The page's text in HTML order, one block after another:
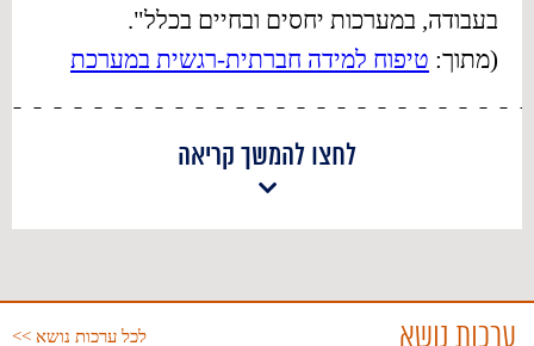
בעבודה, במערכות יחסים ובחיים בכלל".
(מתוך: טיפוח למידה חברתית-רגשית במערכת
לחצו להמשך קריאה
ערכות נושא לכל ערכות נושא >>